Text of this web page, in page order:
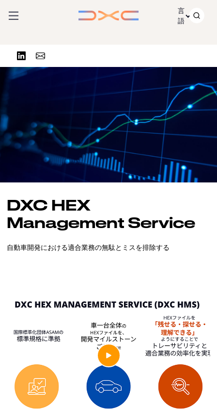
言
語
リンクトインで共有する
Share via Email
DXC HEX
Management Service
自動車開発における適合業務の無駄とミスを排除する